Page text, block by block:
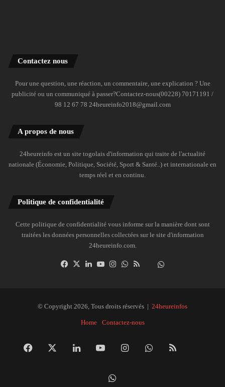
Contactez nous
Pour une question, une réaction, un commentaire, une explication ? Une
publicité ou un communiqué à passer?Contactez-nous(00228) 70171191 /
98 12 67 78 24heureinfo2018@gmail.com
A propos de nous
24heureinfo est un site togolais d'information qui traite de l'actualité
nationale (Économie, Politique, Société, Sport & Santé..) et internationale en
temps réel et en continu.
Politique de confidentialité
Cette politique de confidentialité vous informe sur la manière dont sont
traitées les données personnelles collectées sur le site d'information
24heureinfo.com.
Facebook
X LinkedinYouTubeInstagramWhatsAppDailymotion
© Copyright 2026, Tous droits réservés | 24heureinfos
Home Contactez-nous
Facebook LinkedinYouTubeInstagramWhatsApp
RSS